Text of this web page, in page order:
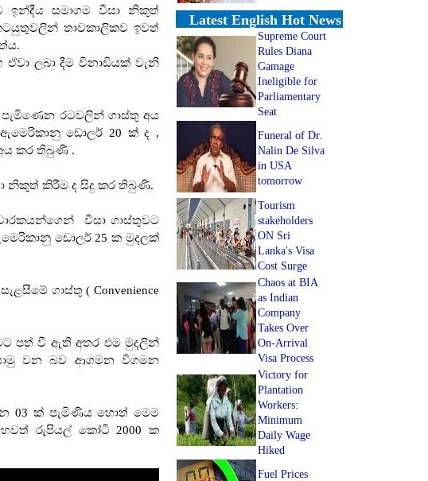
ඉන්දීය සමාගම වීසා නිකුත්
තාවකාලිකව ඉවත්
ලබා දීම විනාඩියක් වැනි
පැමිණෙන රටවලින් ගාස්තු අය
ඩොලර් 20 ක් ද ,
කර තිබුණි .
නිකුත් කිරීම ද සිදු කර තිබුණි.
වීසා ගාස්තුවට
ඩොලර් 25 ක මුදලක්
ගාස්තු ( Convenience
පත් වී ඇති අතර එම මුදලින්
වන බව ආගමන විගමන
03 ක් පැමිණිය හොත් මෙම
රුපියල් කෝටි 2000 ක
Latest English Hot News
Supreme Court
Rules Diana
Gamage
Ineligible for
Parliamentary
Seat
Funeral of Dr.
Nalin De Silva
in USA
tomorrow
Tourism
stakeholders
ON Sri
Lanka's Visa
Cost Surge
Chaos at BIA
as Indian
Company
Takes Over
On-Arrival
Visa Process
Victory for
Plantation
Workers:
Minimum
Daily Wage
Hiked
Fuel Prices